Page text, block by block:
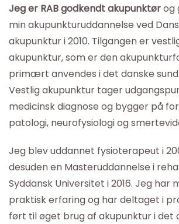
Jeg er RAB godkendt akupunktørog
min akupunkturuddannelse ved
akupunktur i 2010. Tilgangen er
akupunktur, som er den
primært anvendes i det danske
Vestlig akupunktur tager
medicinsk diagnose og bygger på
patologi, neurofysiologi og
Jeg blev uddannet fysioterapeut i
desuden en Masteruddannelse i
Syddansk Universitet i 2016. Jeg har
praktisk erfaring og har deltaget i
ført til øget brug af akupunktur i det